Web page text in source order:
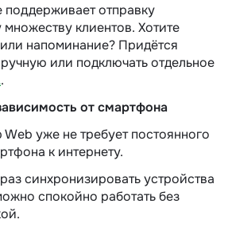
отправку
клиентов. Хотите
напоминание? Придётся
или подключать отдельное
.
от смартфона
уже не требует постоянного
к интернету.
синхронизировать устройства
спокойно работать без